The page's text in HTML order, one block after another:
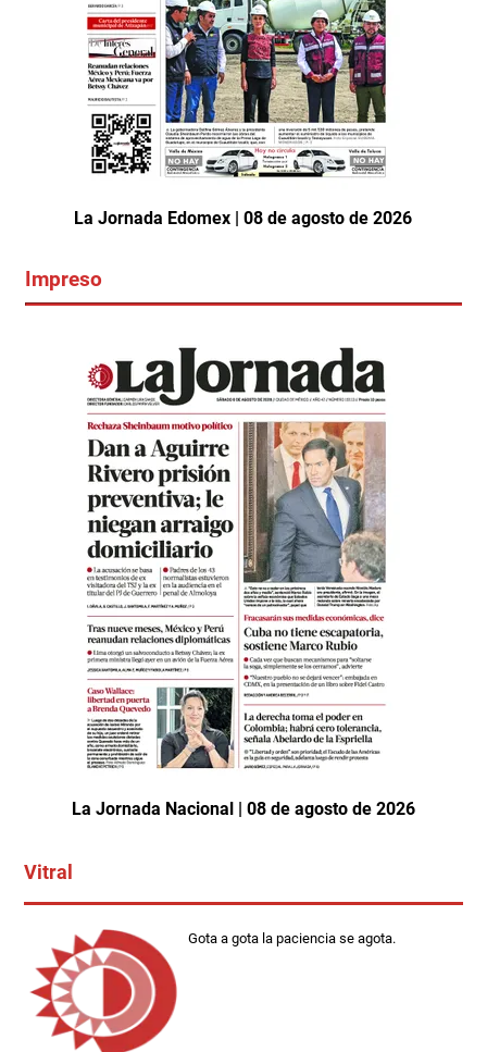
La Jornada Edomex | 08 de agosto de 2026
Impreso
La Jornada Nacional | 08 de agosto de 2026
Vitral
Gota a gota la paciencia se agota.